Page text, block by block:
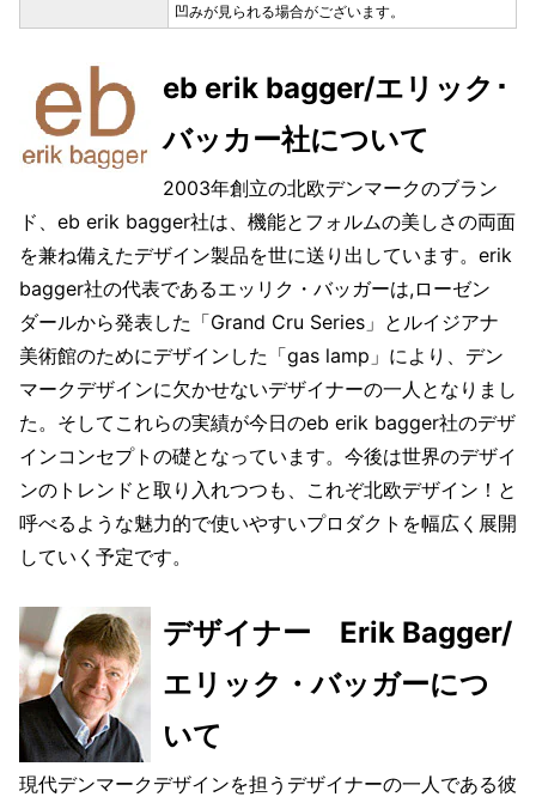
凹みが見られる場合がございます。
eb erik bagger/エリック･
バッカー社について
2003年創立の北欧デンマークのブラン
ド、eb erik bagger社は、機能とフォルムの美しさの両面
を兼ね備えたデザイン製品を世に送り出しています。erik
bagger社の代表であるエッリク・バッガーは,ローゼン
ダールから発表した「Grand Cru Series」とルイジアナ
美術館のためにデザインした「gas lamp」により、デン
マークデザインに欠かせないデザイナーの一人となりまし
た。そしてこれらの実績が今日のeb erik bagger社のデザ
インコンセプトの礎となっています。今後は世界のデザイ
ンのトレンドと取り入れつつも、これぞ北欧デザイン！と
呼べるような魅力的で使いやすいプロダクトを幅広く展開
していく予定です。
デザイナー Erik Bagger/
エリック・バッガーにつ
いて
現代デンマークデザインを担うデザイナーの一人である彼